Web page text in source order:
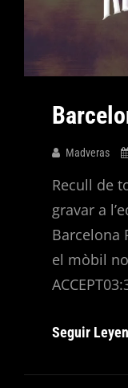
Madveras
Recull de
gravar a
Barcelona
el mòbil
Seguir